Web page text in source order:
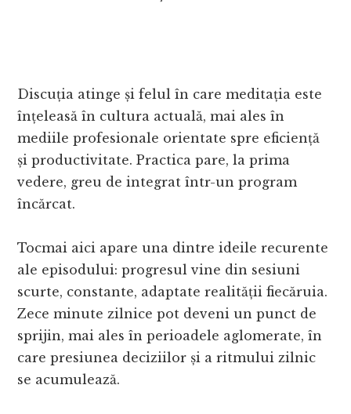
Discuția atinge și felul în care meditația este
înțeleasă în cultura actuală, mai ales în
mediile profesionale orientate spre eficiență
și productivitate. Practica pare, la prima
vedere, greu de integrat într-un program
încărcat.
Tocmai aici apare una dintre ideile recurente
ale episodului: progresul vine din sesiuni
scurte, constante, adaptate realității fiecăruia.
Zece minute zilnice pot deveni un punct de
sprijin, mai ales în perioadele aglomerate, în
care presiunea deciziilor și a ritmului zilnic
se acumulează.